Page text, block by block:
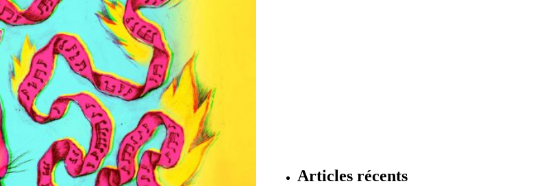
Articles récents